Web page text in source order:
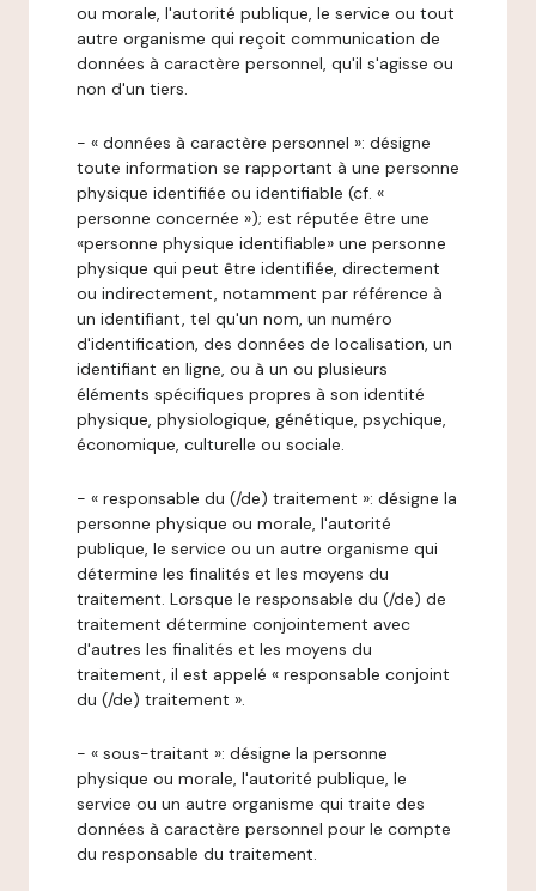
ou morale, l'autorité publique, le service ou tout
autre organisme qui reçoit communication de
données à caractère personnel, qu'il s'agisse ou
non d'un tiers.
- « données à caractère personnel »: désigne
toute information se rapportant à une personne
physique identifiée ou identifiable (cf. «
personne concernée »); est réputée être une
«personne physique identifiable» une personne
physique qui peut être identifiée, directement
ou indirectement, notamment par référence à
un identifiant, tel qu'un nom, un numéro
d'identification, des données de localisation, un
identifiant en ligne, ou à un ou plusieurs
éléments spécifiques propres à son identité
physique, physiologique, génétique, psychique,
économique, culturelle ou sociale.
- « responsable du (/de) traitement »: désigne la
personne physique ou morale, l'autorité
publique, le service ou un autre organisme qui
détermine les finalités et les moyens du
traitement. Lorsque le responsable du (/de) de
traitement détermine conjointement avec
d'autres les finalités et les moyens du
traitement, il est appelé « responsable conjoint
du (/de) traitement ».
- « sous-traitant »: désigne la personne
physique ou morale, l'autorité publique, le
service ou un autre organisme qui traite des
données à caractère personnel pour le compte
du responsable du traitement.